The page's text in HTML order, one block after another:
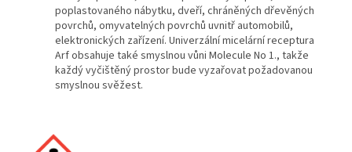
poplastovaného nábytku, dveří, chráněných dřevěných
povrchů, omyvatelných povrchů uvnitř automobilů,
elektronických zařízení. Univerzální micelární receptura
Arf obsahuje také smyslnou vůni Molecule No 1., takže
každý vyčištěný prostor bude vyzařovat požadovanou
smyslnou svěžest.